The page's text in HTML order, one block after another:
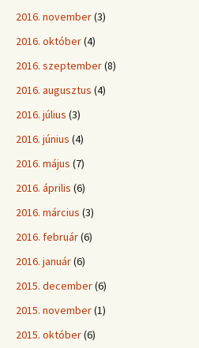
2016. november(3)
2016. október(4)
2016. szeptember(8)
2016. augusztus (4)
2016. július (3)
2016. június (4)
2016. május (7)
2016. április (6)
2016. március (3)
2016. február(6)
2016. január(6)
2015. december(6)
2015. november(1)
2015. október(6)